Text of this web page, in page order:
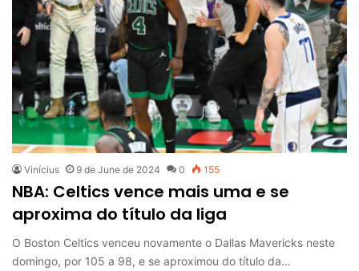
Vinícius 9 de June de 2024 0 155
NBA: Celtics vence mais uma e se
aproxima do título da liga
O Boston Celtics venceu novamente o Dallas Mavericks neste
domingo, por 105 a 98, e se aproximou do título da…